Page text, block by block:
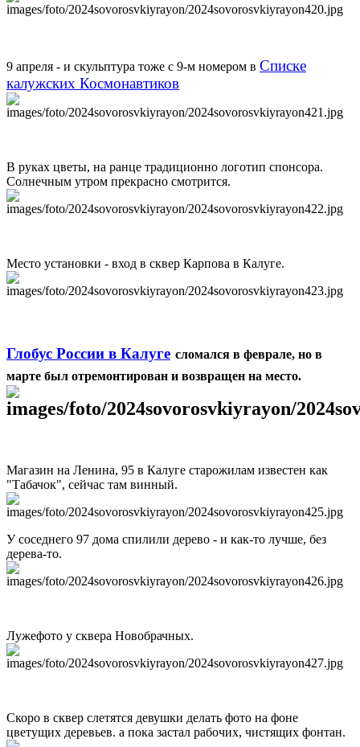
9 апреля - и скульптура тоже с 9-м номером в Списке
калужских Космонавтиков
В руках цветы, на ранце традиционно логотип спонсора.
Солнечным утром прекрасно смотрится.
Место установки - вход в сквер Карпова в Калуге.
Глобус России в Калуге сломался в феврале, но в
марте был отремонтирован и возвращен на место.
Магазин на Ленина, 95 в Калуге старожилам известен как
"Табачок", сейчас там винный.
У соседнего 97 дома спилили дерево - и как-то лучше, без
дерева-то.
Лужефото у сквера Новобрачных.
Скоро в сквер слетятся девушки делать фото на фоне
цветущих деревьев. а пока застал рабочих, чистящих фонтан.